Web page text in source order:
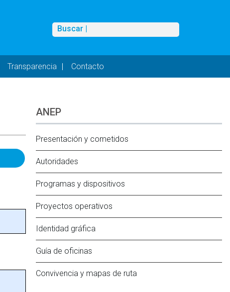
Buscar
Buscar |
Transparencia Contacto
ANEP
Presentación y cometidos
Autoridades
Programas y dispositivos
Proyectos operativos
Identidad gráfica
Guía de oficinas
Convivencia y mapas de ruta